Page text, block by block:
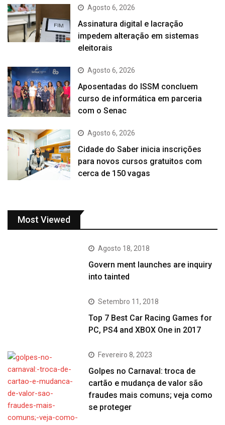
Agosto 6, 2026
Assinatura digital e lacração
impedem alteração em sistemas
eleitorais
Agosto 6, 2026
Aposentadas do ISSM concluem
curso de informática em parceria
com o Senac
Agosto 6, 2026
Cidade do Saber inicia inscrições
para novos cursos gratuitos com
cerca de 150 vagas
Most Viewed
Agosto 18, 2018
Govern ment launches are inquiry
into tainted
Setembro 11, 2018
Top 7 Best Car Racing Games for
PC, PS4 and XBOX One in 2017
Fevereiro 8, 2023
Golpes no Carnaval: troca de
cartão e mudança de valor são
fraudes mais comuns; veja como
se proteger